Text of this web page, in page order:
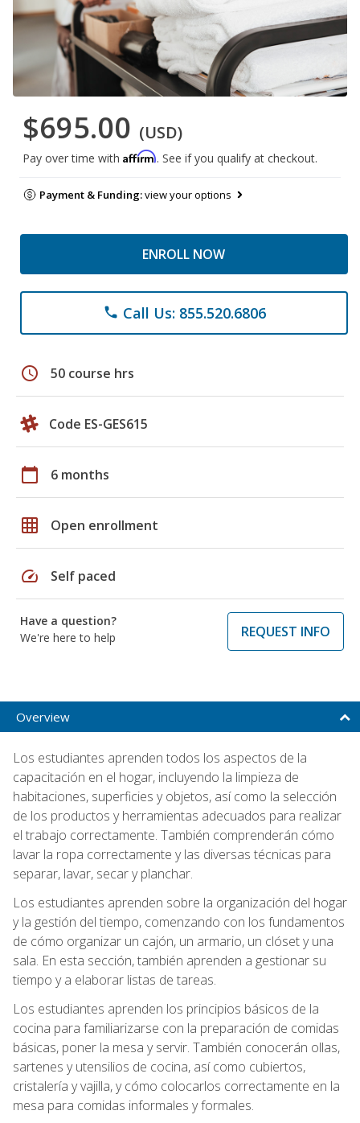
$695.00 (USD)
Pay over time with Affirm. See if you qualify at checkout.
Payment & Funding:view your options
ENROLL NOW
phone Call Us: 855.520.6806
schedule 50 course hrs
Code ES-GES615
calendar_today 6 months
grid_on Open enrollment
speed Self paced
Have a question?
We're here to help
REQUEST INFO
Overview
Los estudiantes aprenden todos los aspectos de la
capacitación en el hogar, incluyendo la limpieza de
habitaciones, superficies y objetos, así como la selección
de los productos y herramientas adecuados para realizar
el trabajo correctamente. También comprenderán cómo
lavar la ropa correctamente y las diversas técnicas para
separar, lavar, secar y planchar.
Los estudiantes aprenden sobre la organización del hogar
y la gestión del tiempo, comenzando con los fundamentos
de cómo organizar un cajón, un armario, un clóset y una
sala. En esta sección, también aprenden a gestionar su
tiempo y a elaborar listas de tareas.
Los estudiantes aprenden los principios básicos de la
cocina para familiarizarse con la preparación de comidas
básicas, poner la mesa y servir. También conocerán ollas,
sartenes y utensilios de cocina, así como cubiertos,
cristalería y vajilla, y cómo colocarlos correctamente en la
mesa para comidas informales y formales.